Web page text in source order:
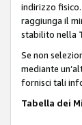
indirizzo
raggiunga il
stabilito nella
Se non
mediante
fornisci tali
Tabella dei